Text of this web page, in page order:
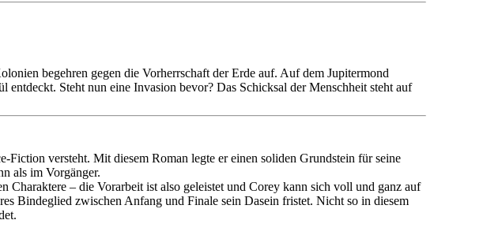
begehren gegen die Vorherrschaft der Erde auf. Auf dem Jupitermond
Steht nun eine Invasion bevor? Das Schicksal der Menschheit steht auf
Fiction versteht. Mit diesem Roman legte er einen soliden Grundstein für seine
als im Vorgänger.
Charaktere – die Vorarbeit ist also geleistet und Corey kann sich voll und ganz auf
Bindeglied zwischen Anfang und Finale sein Dasein fristet. Nicht so in diesem